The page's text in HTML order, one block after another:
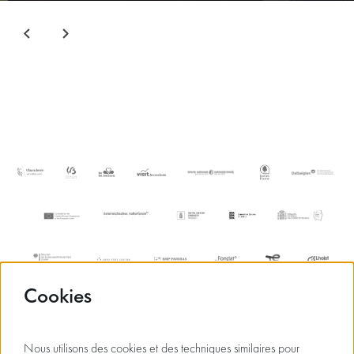
Cookies
Nous utilisons des cookies et des techniques similaires pour